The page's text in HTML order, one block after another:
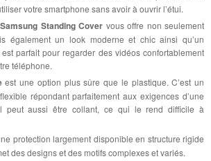
votre smartphone sans avoir à ouvrir l’étui.
Standing Cover vous offre non seulement
également un look moderne et chic ainsi qu’un
parfait pour regarder des vidéos confortablement
téléphone.
est une option plus sûre que le plastique. C’est un
répondant parfaitement aux exigences d’une
peut aussi être collant, ce qui le rend difficile à
protection largement disponible en structure rigide
des designs et des motifs complexes et variés.